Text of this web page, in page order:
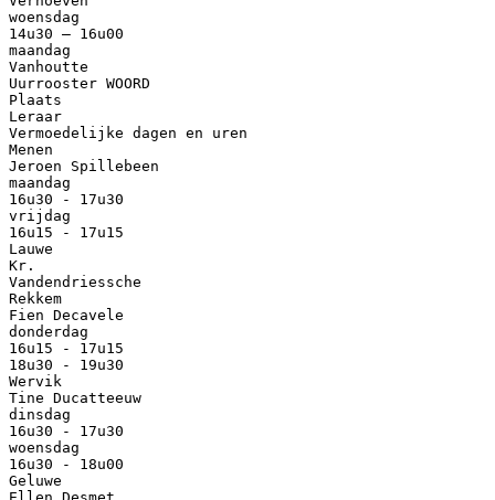
woensdag
14u30 – 16u00
maandag
Vanhoutte
Uurrooster WOORD
Plaats
Leraar
Vermoedelijke dagen en uren
Menen
Jeroen Spillebeen
maandag
16u30 - 17u30
vrijdag
16u15 - 17u15
Lauwe
Kr.
Vandendriessche
Rekkem
Fien Decavele
donderdag
16u15 - 17u15
18u30 - 19u30
Wervik
Tine Ducatteeuw
dinsdag
16u30 - 17u30
woensdag
16u30 - 18u00
Geluwe